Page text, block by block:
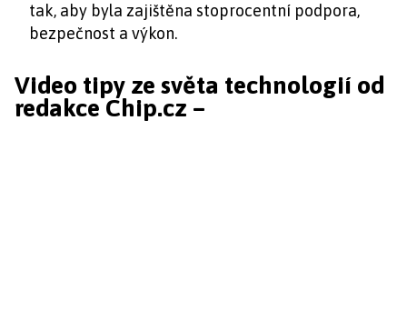
tak, aby byla zajištěna stoprocentní podpora,
bezpečnost a výkon.
Video tipy ze světa technologií od
redakce Chip.cz –